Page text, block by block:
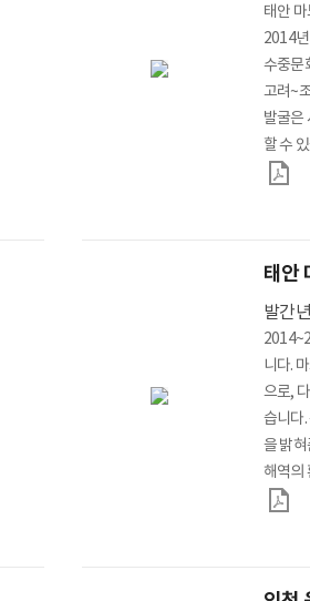
태안
2014
수중문
고려~
발굴은
할 수
출수
태안
발간
니다.
으로,
습니다
을 밝
해역의
분석 /